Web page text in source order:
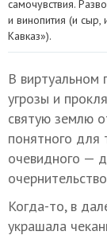
самочувствия.
и винопития (и
Кавказ»).
В виртуальном
угрозы и
святую землю
понятного для
очевидного —
Когда-то, в
украшала